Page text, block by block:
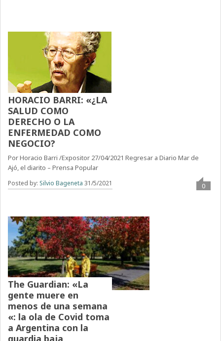
HORACIO BARRI: «¿LA
SALUD COMO
DERECHO O LA
ENFERMEDAD COMO
NEGOCIO?
Por Horacio Barri /Expositor 27/04/2021 Regresar a Diario Mar de
Ajó, el diarito – Prensa Popular
Posted by: Silvio Bageneta 31/5/2021 0
The Guardian: «La
gente muere en
menos de una semana
«: la ola de Covid toma
a Argentina con la
guardia baja